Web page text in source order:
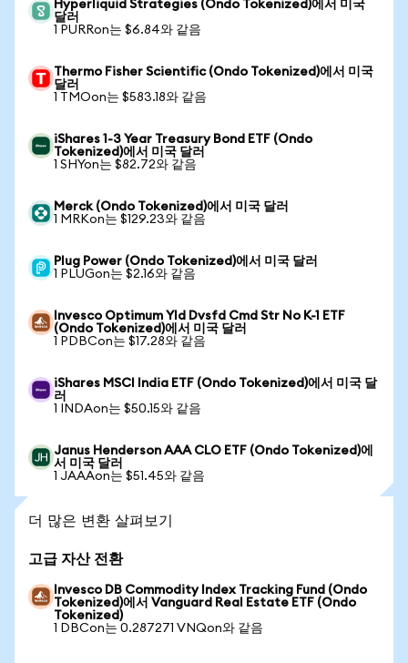
Hyperliquid Strategies (Ondo Tokenized)에서 미국
달러
1 PURRon는 $6.84와 같음
Thermo Fisher Scientific (Ondo Tokenized)에서 미국
달러
1 TMOon는 $583.18와 같음
iShares 1-3 Year Treasury Bond ETF (Ondo
Tokenized)에서 미국 달러
1 SHYon는 $82.72와 같음
Merck (Ondo Tokenized)에서 미국 달러
1 MRKon는 $129.23와 같음
Plug Power (Ondo Tokenized)에서 미국 달러
1 PLUGon는 $2.16와 같음
Invesco Optimum Yld Dvsfd Cmd Str No K-1 ETF
(Ondo Tokenized)에서 미국 달러
1 PDBCon는 $17.28와 같음
iShares MSCI India ETF (Ondo Tokenized)에서 미국 달
러
1 INDAon는 $50.15와 같음
Janus Henderson AAA CLO ETF (Ondo Tokenized)에
서 미국 달러
1 JAAAon는 $51.45와 같음
더 많은 변환 살펴보기
고급 자산 전환
Invesco DB Commodity Index Tracking Fund (Ondo
Tokenized)에서 Vanguard Real Estate ETF (Ondo
Tokenized)
1 DBCon는 0.287271 VNQon와 같음